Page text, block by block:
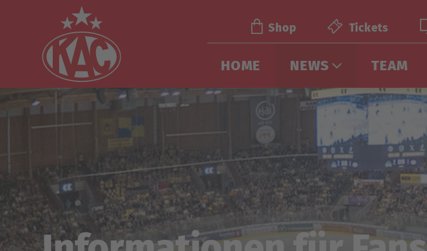
Shop Tickets
HOME NEWS TEAM